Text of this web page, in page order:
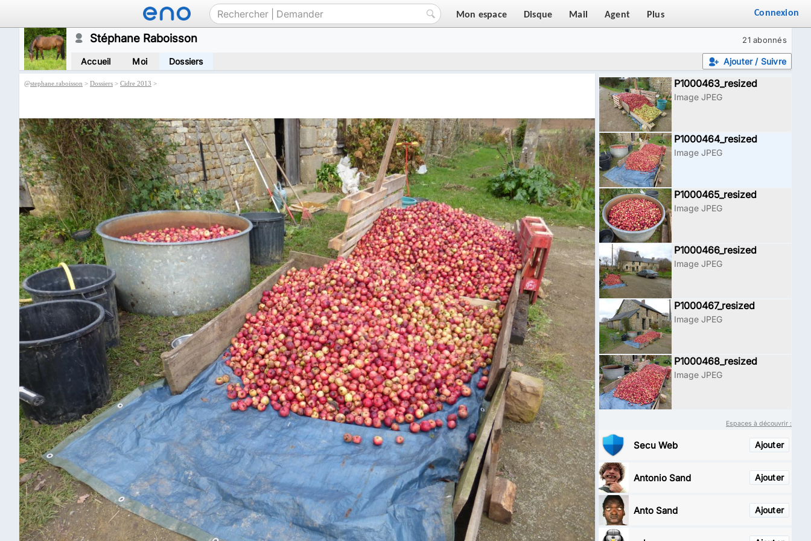
Mon espace Disque Mail Agent Plus Connexion
21 abonnés
Stéphane Raboisson
Ajouter / Suivre
Accueil Moi Dossiers
@stephane.raboisson > Dossiers > Cidre 2013 > P1000463_resized
Image JPEG
P1000464_resized
Image JPEG
P1000465_resized
Image JPEG
P1000466_resized
Image JPEG
P1000467_resized
Image JPEG
P1000468_resized
Image JPEG
Espaces à découvrir :
Ajouter
Secu Web
Ajouter
Antonio Sand
Ajouter
Anto Sand